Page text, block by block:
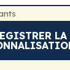
LA